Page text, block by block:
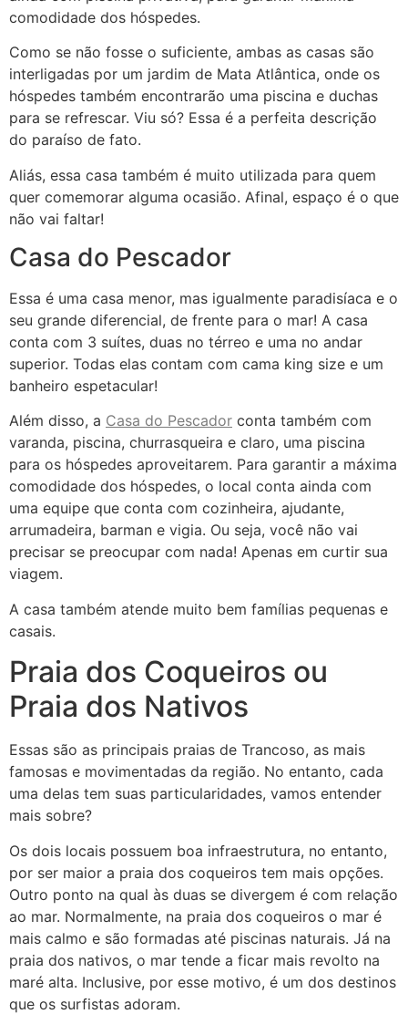
comodidade dos hóspedes.
Como se não fosse o suficiente, ambas as casas são
interligadas por um jardim de Mata Atlântica, onde os
hóspedes também encontrarão uma piscina e duchas
para se refrescar. Viu só? Essa é a perfeita descrição
do paraíso de fato.
Aliás, essa casa também é muito utilizada para quem
quer comemorar alguma ocasião. Afinal, espaço é o que
não vai faltar!
Casa do Pescador
Essa é uma casa menor, mas igualmente paradisíaca e o
seu grande diferencial, de frente para o mar! A casa
conta com 3 suítes, duas no térreo e uma no andar
superior. Todas elas contam com cama king size e um
banheiro espetacular!
Além disso, a Casa do Pescador conta também com
varanda, piscina, churrasqueira e claro, uma piscina
para os hóspedes aproveitarem. Para garantir a máxima
comodidade dos hóspedes, o local conta ainda com
uma equipe que conta com cozinheira, ajudante,
arrumadeira, barman e vigia. Ou seja, você não vai
precisar se preocupar com nada! Apenas em curtir sua
viagem.
A casa também atende muito bem famílias pequenas e
casais.
Praia dos Coqueiros ou
Praia dos Nativos
Essas são as principais praias de Trancoso, as mais
famosas e movimentadas da região. No entanto, cada
uma delas tem suas particularidades, vamos entender
mais sobre?
Os dois locais possuem boa infraestrutura, no entanto,
por ser maior a praia dos coqueiros tem mais opções.
Outro ponto na qual às duas se divergem é com relação
ao mar. Normalmente, na praia dos coqueiros o mar é
mais calmo e são formadas até piscinas naturais. Já na
praia dos nativos, o mar tende a ficar mais revolto na
maré alta. Inclusive, por esse motivo, é um dos destinos
que os surfistas adoram.